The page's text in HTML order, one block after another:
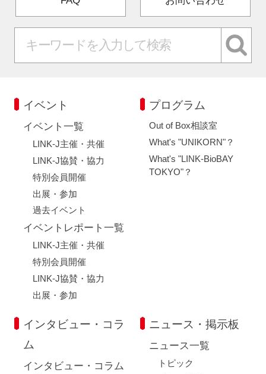
イベント
イベント一覧
LINK-J主催・共催
LINK-J協賛・協力
特別会員開催
出展・参加
過去イベント
イベントレポート一覧
LINK-J主催・共催
特別会員開催
LINK-J協賛・協力
出展・参加
プログラム
Out of Box相談室
What's "UNIKORN"？
What's "LINK-BioBAY
TOKYO"？
インタビュー・コラ
ム
インタビュー・コラム
ニュース・掲示板
ニュース一覧
トピック